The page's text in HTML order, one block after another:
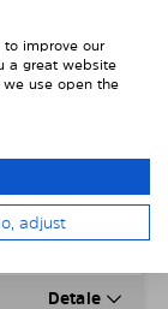
102,00€
Detale
improve our
a great website
we use open the
adjust